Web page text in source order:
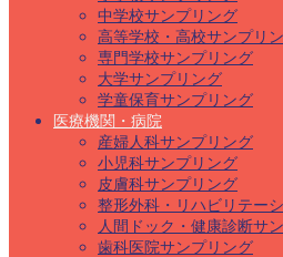
中学校サンプリング
高等学校・高校サンプリ
専門学校サンプリング
大学サンプリング
学童保育サンプリング
医療機関・病院
産婦人科サンプリング
小児科サンプリング
皮膚科サンプリング
整形外科・リハビリテー
人間ドック・健康診断サ
歯科医院サンプリング